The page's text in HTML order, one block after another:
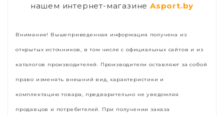
нашем интернет-магазине Asport.by
Внимание! Вышеприведенная информация получена из
открытых источников, в том числе с официальных сайтов и из
каталогов производителей. Производители оставляют за собой
право изменять внешний вид, характеристики и
комплектацию товара, предварительно не уведомляя
продавцов и потребителей. При получении заказа